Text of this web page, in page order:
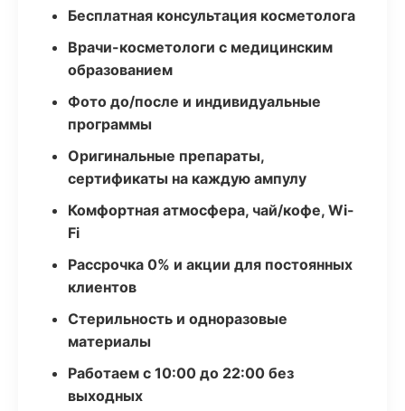
Бесплатная консультация косметолога
Врачи-косметологи с медицинским
образованием
Фото до/после и индивидуальные
программы
Оригинальные препараты,
сертификаты на каждую ампулу
Комфортная атмосфера, чай/кофе, Wi-
Fi
Рассрочка 0% и акции для постоянных
клиентов
Стерильность и одноразовые
материалы
Работаем с 10:00 до 22:00 без
выходных